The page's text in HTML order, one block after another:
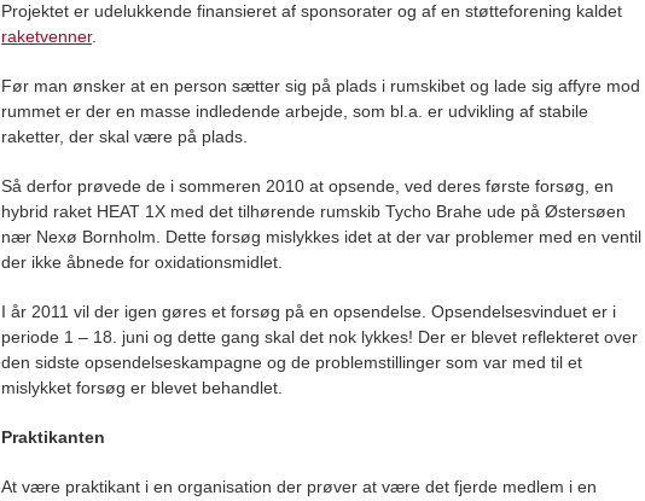
Projektet er udelukkende finansieret af sponsorater og af en støtteforening kaldet
raketvenner.
Før man ønsker at en person sætter sig på plads i rumskibet og lade sig affyre mod
rummet er der en masse indledende arbejde, som bl.a. er udvikling af stabile
raketter, der skal være på plads.
Så derfor prøvede de i sommeren 2010 at opsende, ved deres første forsøg, en
hybrid raket HEAT 1X med det tilhørende rumskib Tycho Brahe ude på Østersøen
nær Nexø Bornholm. Dette forsøg mislykkes idet at der var problemer med en ventil
der ikke åbnede for oxidationsmidlet.
I år 2011 vil der igen gøres et forsøg på en opsendelse. Opsendelsesvinduet er i
periode 1 – 18. juni og dette gang skal det nok lykkes! Der er blevet reflekteret over
den sidste opsendelseskampagne og de problemstillinger som var med til et
mislykket forsøg er blevet behandlet.
Praktikanten
At være praktikant i en organisation der prøver at være det fjerde medlem i en